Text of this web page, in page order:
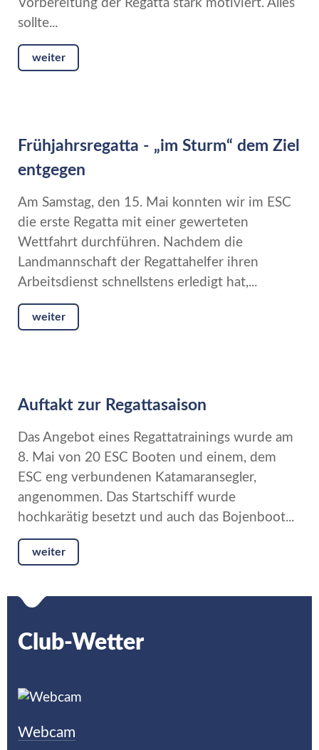
Vorbereitung der Regatta stark motiviert. Alles
sollte...
weiter
Frühjahrsregatta - „im Sturm“ dem Ziel
entgegen
Am Samstag, den 15. Mai konnten wir im ESC
die erste Regatta mit einer gewerteten
Wettfahrt durchführen. Nachdem die
Landmannschaft der Regattahelfer ihren
Arbeitsdienst schnellstens erledigt hat,...
weiter
Auftakt zur Regattasaison
Das Angebot eines Regattatrainings wurde am
8. Mai von 20 ESC Booten und einem, dem
ESC eng verbundenen Katamaransegler,
angenommen. Das Startschiff wurde
hochkarätig besetzt und auch das Bojenboot...
weiter
Club-Wetter
Webcam